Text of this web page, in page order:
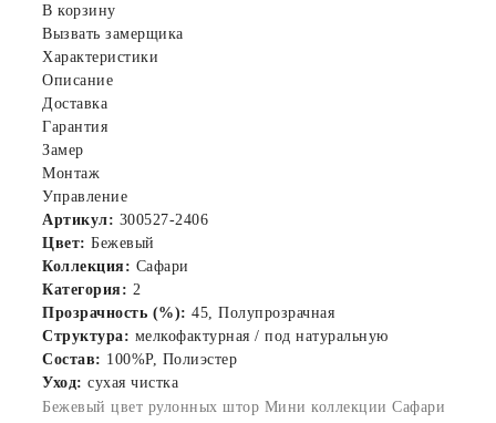
В корзину
Вызвать замерщика
Характеристики
Описание
Доставка
Гарантия
Замер
Монтаж
Управление
Артикул: 300527-2406
Цвет: Бежевый
Коллекция: Сафари
Категория: 2
Прозрачность (%): 45, Полупрозрачная
Структура: мелкофактурная / под натуральную
Состав: 100%P, Полиэстер
Уход: сухая чистка
Бежевый цвет рулонных штор Мини коллекции Сафари